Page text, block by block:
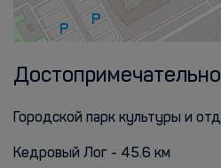
Городской парк культуры и
Кедровый Лог - 45.6 км